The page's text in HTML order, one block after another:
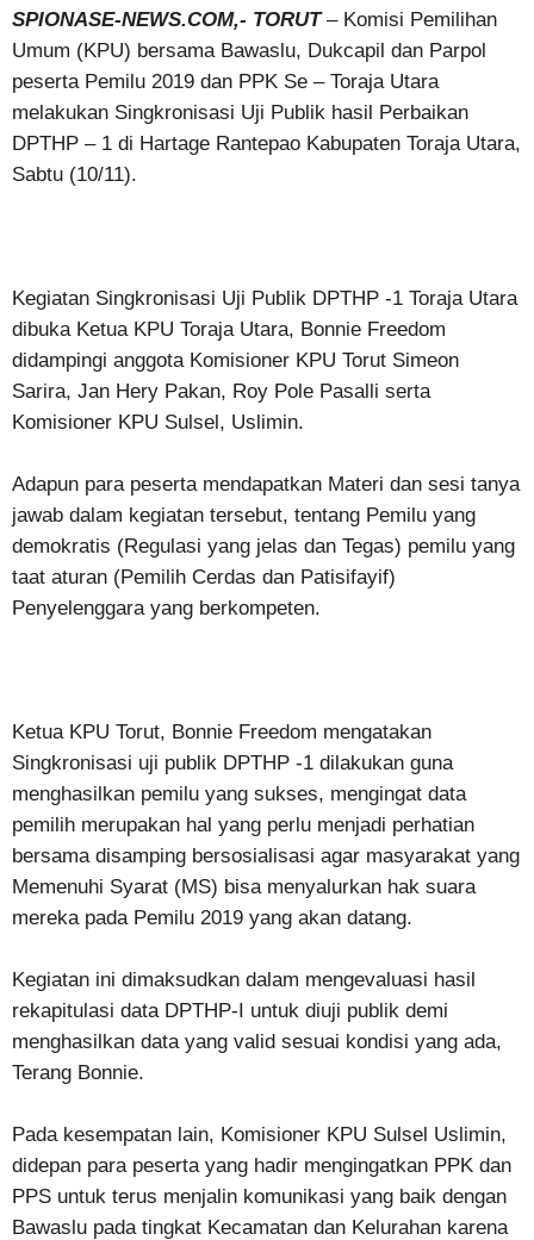
SPIONASE-NEWS.COM,- TORUT– Komisi Pemilihan
Umum (KPU) bersama Bawaslu, Dukcapil dan Parpol
peserta Pemilu 2019 dan PPK Se – Toraja Utara
melakukan Singkronisasi Uji Publik hasil Perbaikan
DPTHP – 1 di Hartage Rantepao Kabupaten Toraja Utara,
Sabtu (10/11).
Kegiatan Singkronisasi Uji Publik DPTHP -1 Toraja Utara
dibuka Ketua KPU Toraja Utara, Bonnie Freedom
didampingi anggota Komisioner KPU Torut Simeon
Sarira, Jan Hery Pakan, Roy Pole Pasalli serta
Komisioner KPU Sulsel, Uslimin.
Adapun para peserta mendapatkan Materi dan sesi tanya
jawab dalam kegiatan tersebut, tentang Pemilu yang
demokratis (Regulasi yang jelas dan Tegas) pemilu yang
taat aturan (Pemilih Cerdas dan Patisifayif)
Penyelenggara yang berkompeten.
Ketua KPU Torut, Bonnie Freedom mengatakan
Singkronisasi uji publik DPTHP -1 dilakukan guna
menghasilkan pemilu yang sukses, mengingat data
pemilih merupakan hal yang perlu menjadi perhatian
bersama disamping bersosialisasi agar masyarakat yang
Memenuhi Syarat (MS) bisa menyalurkan hak suara
mereka pada Pemilu 2019 yang akan datang.
Kegiatan ini dimaksudkan dalam mengevaluasi hasil
rekapitulasi data DPTHP-I untuk diuji publik demi
menghasilkan data yang valid sesuai kondisi yang ada,
Terang Bonnie.
Pada kesempatan lain, Komisioner KPU Sulsel Uslimin,
didepan para peserta yang hadir mengingatkan PPK dan
PPS untuk terus menjalin komunikasi yang baik dengan
Bawaslu pada tingkat Kecamatan dan Kelurahan karena